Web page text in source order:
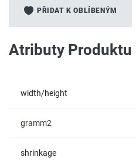
s
obrázky
PŘIDAT K OBLÍBENÝM
Atributy Produktu
width/height
gramm2
shrinkage